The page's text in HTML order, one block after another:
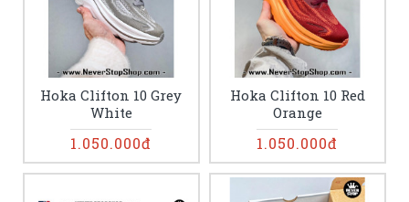
Hoka Clifton 10 Grey
White
1.050.000đ
Hoka Clifton 10 Red
Orange
1.050.000đ